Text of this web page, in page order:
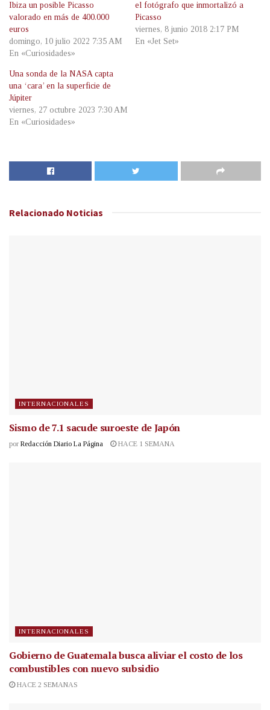
Ibiza un posible Picasso
valorado en más de 400.000
euros
domingo, 10 julio 2022 7:35 AM
En «Curiosidades»
el fotógrafo que inmortalizó a
Picasso
viernes, 8 junio 2018 2:17 PM
En «Jet Set»
Una sonda de la NASA capta
una ‘cara’ en la superficie de
Júpiter
viernes, 27 octubre 2023 7:30 AM
En «Curiosidades»
Relacionado Noticias
INTERNACIONALES
Sismo de 7.1 sacude suroeste de Japón
por Redacción Diario La Página HACE 1 SEMANA
INTERNACIONALES
Gobierno de Guatemala busca aliviar el costo de los
combustibles con nuevo subsidio
HACE 2 SEMANAS